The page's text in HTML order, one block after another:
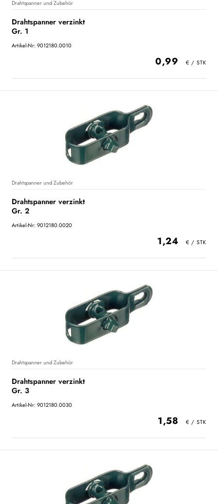
Drahtspanner und Zubehör
Drahtspanner verzinkt
Gr. 1
Artikel-Nr: 9012180.0010
0,99
Drahtspanner und Zubehör
Drahtspanner verzinkt
Gr. 2
Artikel-Nr: 9012180.0020
1,24
Drahtspanner und Zubehör
Drahtspanner verzinkt
Gr. 3
Artikel-Nr: 9012180.0030
1,58